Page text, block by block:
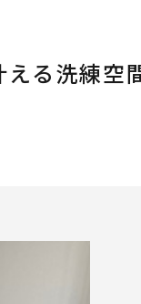
る洗練空